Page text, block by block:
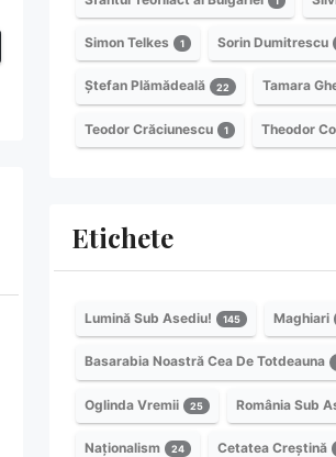
Simon Telkes 1 Sorin Dumitrescu
Ștefan Plămădeală 22 Tamara
Teodor Crăciunescu 1 Theodor
Etichete
Lumină Sub Asediu! 145 Maghiari
Basarabia Noastră Cea De Totdeauna
Oglinda Vremii 25 România Sub
Naționalism 24 Cetatea Creștină